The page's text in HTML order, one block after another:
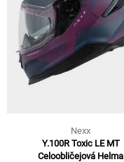
Nexx
Y.100R Toxic LE MT
Celoobličejová Helma